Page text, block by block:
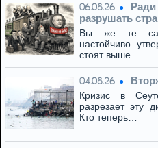
06.08.26
Ради
разрушать
Вы же те
настойчиво
стоят выше…
04.08.26
Кризис в
разрезает эту
Кто теперь…